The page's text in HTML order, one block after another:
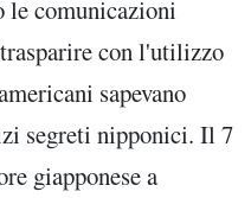
le comunicazioni
con l'utilizzo
sapevano
segreti nipponici. Il 7
giapponese a